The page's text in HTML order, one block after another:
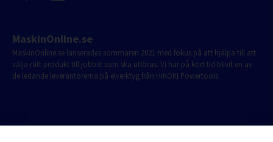
MaskinOnline.se
MaskinOnline.se lanserades sommaren 2021 med fokus på att hjälpa till att
välja rätt produkt till jobbet som ska utföras. Vi har på kort tid blivit en av
de ledande leverantörerna på elverktyg från HiKOKI Powertools.